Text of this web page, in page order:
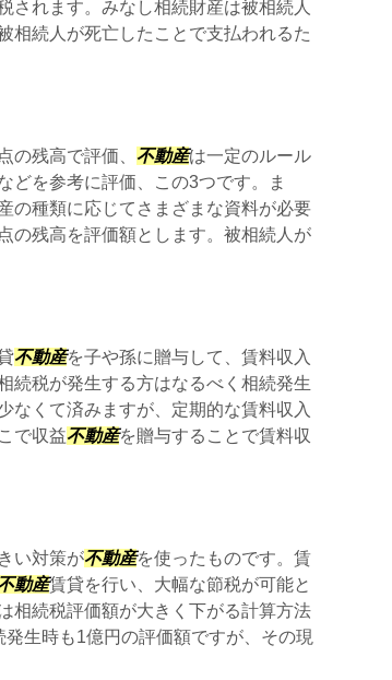
されます。みなし相続財産は被相続人
相続人が死亡したことで支払われるた
の残高で評価、不動産は一定のルール
どを参考に評価、この3つです。ま
の種類に応じてさまざまな資料が必要
の残高を評価額とします。被相続人が
不動産を子や孫に贈与して、賃料収入
続税が発生する方はなるべく相続発生
なくて済みますが、定期的な賃料収入
で収益不動産を贈与することで賃料収
い対策が不動産を使ったものです。賃
動産賃貸を行い、大幅な節税が可能と
相続税評価額が大きく下がる計算方法
生時も1億円の評価額ですが、その現